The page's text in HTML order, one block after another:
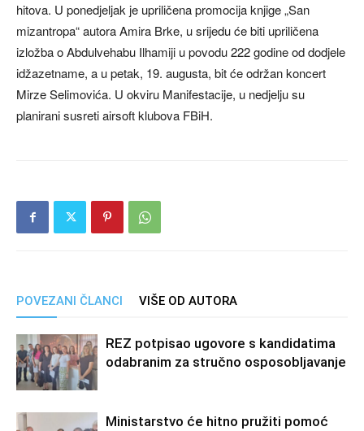
hitova. U ponedjeljak je upriličena promocija knjige „San
mizantropa“ autora Amira Brke, u srijedu će biti upriličena
izložba o Abdulvehabu Ilhamiji u povodu 222 godine od dodjele
idžazetname, a u petak, 19. augusta, bit će održan koncert
Mirze Selimovića. U okviru Manifestacije, u nedjelju su
planirani susreti airsoft klubova FBiH.
POVEZANI ČLANCI VIŠE OD AUTORA
REZ potpisao ugovore s kandidatima
odabranim za stručno osposobljavanje
Ministarstvo će hitno pružiti pomoć